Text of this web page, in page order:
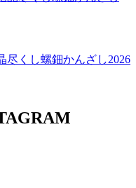
尽くし螺鈿かんざし2026